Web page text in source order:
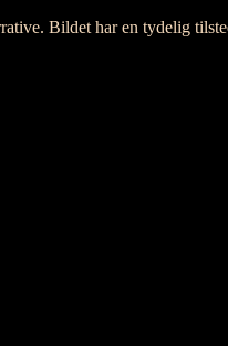
Bildet har en tydelig